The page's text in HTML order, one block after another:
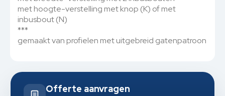
met hoogte-verstelling met knop (K) of met
inbusbout (N)
***
gemaakt van profielen met uitgebreid gatenpatroon
Offerte aanvragen